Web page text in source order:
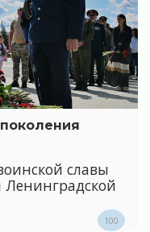
славы
100